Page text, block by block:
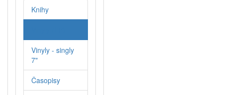
Knihy
Vinyly - singly
7"
Časopisy